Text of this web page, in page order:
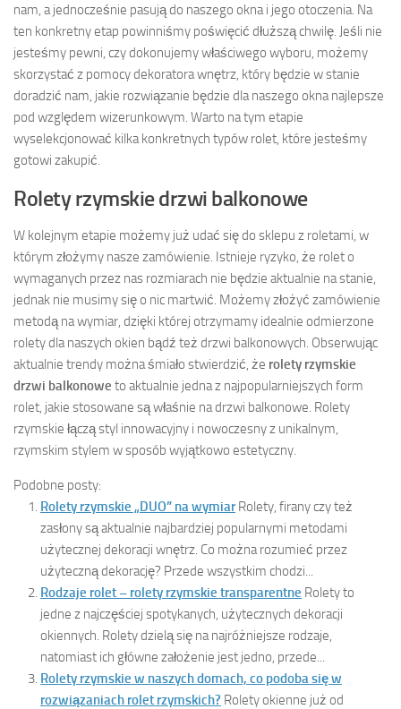
nam, a jednocześnie pasują do naszego okna i jego otoczenia. Na
ten konkretny etap powinniśmy poświęcić dłuższą chwilę. Jeśli nie
jesteśmy pewni, czy dokonujemy właściwego wyboru, możemy
skorzystać z pomocy dekoratora wnętrz, który będzie w stanie
doradzić nam, jakie rozwiązanie będzie dla naszego okna najlepsze
pod względem wizerunkowym. Warto na tym etapie
wyselekcjonować kilka konkretnych typów rolet, które jesteśmy
gotowi zakupić.
Rolety rzymskie drzwi balkonowe
W kolejnym etapie możemy już udać się do sklepu z roletami, w
którym złożymy nasze zamówienie. Istnieje ryzyko, że rolet o
wymaganych przez nas rozmiarach nie będzie aktualnie na stanie,
jednak nie musimy się o nic martwić. Możemy złożyć zamówienie
metodą na wymiar, dzięki której otrzymamy idealnie odmierzone
rolety dla naszych okien bądź też drzwi balkonowych. Obserwując
aktualnie trendy można śmiało stwierdzić, że rolety rzymskie
drzwi balkonowe to aktualnie jedna z najpopularniejszych form
rolet, jakie stosowane są właśnie na drzwi balkonowe. Rolety
rzymskie łączą styl innowacyjny i nowoczesny z unikalnym,
rzymskim stylem w sposób wyjątkowo estetyczny.
Podobne posty:
Rolety rzymskie „DUO” na wymiar Rolety, firany czy też
zasłony są aktualnie najbardziej popularnymi metodami
użytecznej dekoracji wnętrz. Co można rozumieć przez
użyteczną dekorację? Przede wszystkim chodzi...
Rodzaje rolet – rolety rzymskie transparentne Rolety to
jedne z najczęściej spotykanych, użytecznych dekoracji
okiennych. Rolety dzielą się na najróżniejsze rodzaje,
natomiast ich główne założenie jest jedno, przede...
Rolety rzymskie w naszych domach, co podoba się w
rozwiązaniach rolet rzymskich? Rolety okienne już od